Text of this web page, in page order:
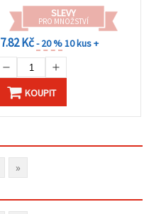
SLEVY
PRO MNOŽSTVÍ
7.82 Kč- 20 %10 kus +
KOUPIT
»